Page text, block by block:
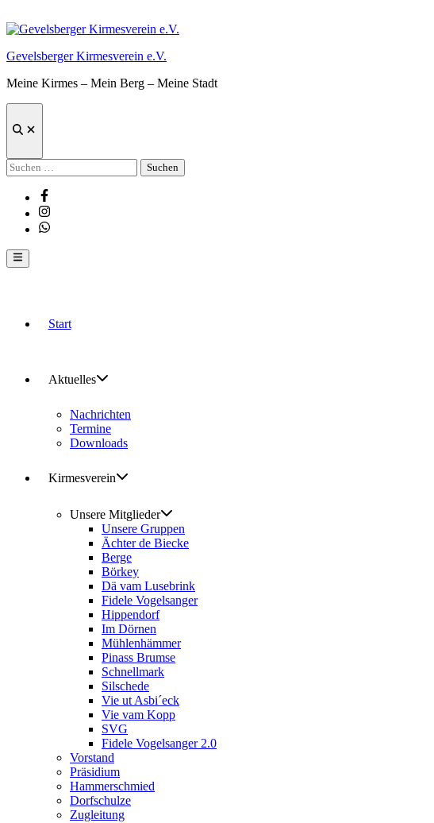
Inhalt
Gevelsberger Kirmesverein e.V.
Meine Kirmes – Mein Berg – Meine Stadt
Suche
Suchen
nach:
Facebook
Instagram
Whatsapp
Hauptmenü
Start
Aktuelles
Nachrichten
Termine
Downloads
Kirmesverein
Unsere Mitglieder
Unsere Gruppen
Ächter de Biecke
Berge
Börkey
Dä vam Lusebrink
Fidele Vogelsanger
Hippendorf
Im Dörnen
Mühlenhämmer
Pinass Brumse
Schnellmark
Silschede
Vie ut Asbi´eck
Vie vam Kopp
SVG
Fidele Vogelsanger 2.0
Vorstand
Präsidium
Hammerschmied
Dorfschulze
Zugleitung